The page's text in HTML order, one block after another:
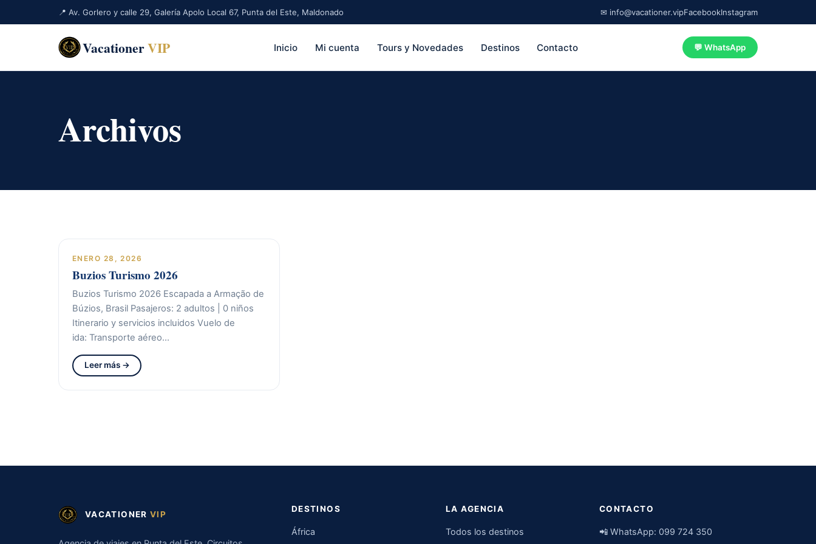
📍 Av. Gorlero y calle 29, Galería Apolo Local 67, Punta del Este, Maldonado ✉ info@vacationer.vipFacebookInstagram
VacationerVIP Inicio Mi cuenta Tours y Novedades Destinos Contacto 💬 WhatsApp
Archivos
ENERO 28, 2026
Buzios Turismo 2026
Buzios Turismo 2026 Escapada a Armação de
Búzios, Brasil Pasajeros: 2 adultos | 0 niños
Itinerario y servicios incluidos Vuelo de
ida: Transporte aéreo…
Leer más →
VACATIONER VIP
DESTINOS
África
LA AGENCIA
Todos los destinos
CONTACTO
📲 WhatsApp: 099 724 350